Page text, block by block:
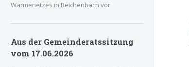
Wärmenetzes in Reichenbach vor
Aus der Gemeinderatssitzung
vom 17.06.2026